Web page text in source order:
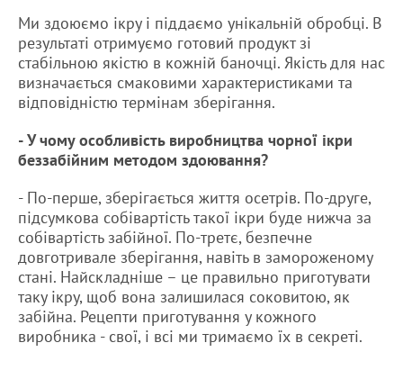
Ми здоюємо ікру і піддаємо унікальній обробці. В
результаті отримуємо готовий продукт зі
стабільною якістю в кожній баночці. Якість для нас
визначається смаковими характеристиками та
відповідністю термінам зберігання.
- У чому особливість виробництва чорної ікри
беззабійним методом здоювання?
- По-перше, зберігається життя осетрів. По-друге,
підсумкова собівартість такої ікри буде нижча за
собівартість забійної. По-третє, безпечне
довготривале зберігання, навіть в замороженому
стані. Найскладніше – це правильно приготувати
таку ікру, щоб вона залишилася соковитою, як
забійна. Рецепти приготування у кожного
виробника - свої, і всі ми тримаємо їх в секреті.